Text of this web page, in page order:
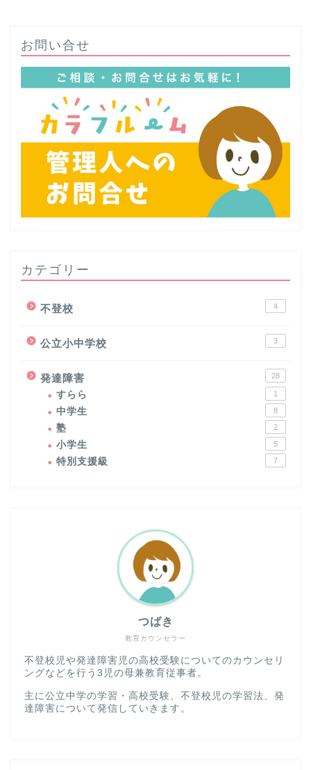
お問い合せ
カテゴリー
不登校 4
公立小中学校 3
発達障害 28
すらら 1
中学生 8
塾 2
小学生 5
特別支援級 7
教育カウンセラー
つばき
不登校児や発達障害児の高校受験についてのカウンセリ
ングなどを行う3児の母兼教育従事者。
主に公立中学の学習・高校受験、不登校児の学習法、発
達障害について発信していきます。